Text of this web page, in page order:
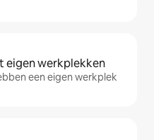
eigen werkplekken
een eigen werkplek